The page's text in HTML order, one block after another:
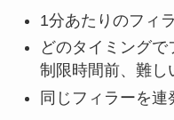
1分あたりのフィ
どのタイミング
制限時間前、難し
同じフィラーを